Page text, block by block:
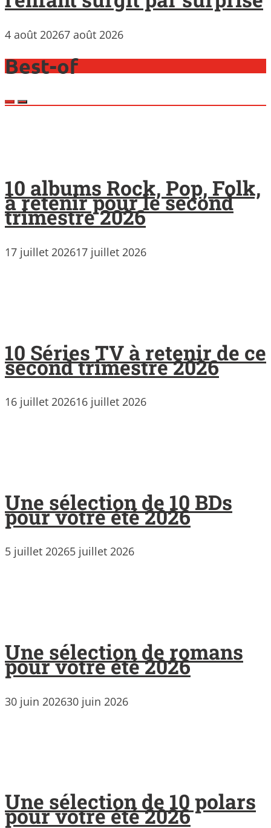
4 août 20267 août 2026
Best-of
10 albums Rock, Pop, Folk,
à retenir pour le second
trimestre 2026
17 juillet 202617 juillet 2026
10 Séries TV à retenir de ce
second trimestre 2026
16 juillet 202616 juillet 2026
Une sélection de 10 BDs
pour votre été 2026
5 juillet 20265 juillet 2026
Une sélection de romans
pour votre été 2026
30 juin 202630 juin 2026
Une sélection de 10 polars
pour votre été 2026